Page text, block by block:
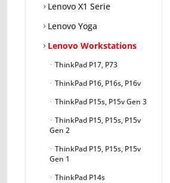
Lenovo X1 Serie
Lenovo Yoga
Lenovo Workstations
ThinkPad P17, P73
ThinkPad P16, P16s, P16v
ThinkPad P15s, P15v Gen 3
ThinkPad P15, P15s, P15v
Gen 2
ThinkPad P15, P15s, P15v
Gen 1
ThinkPad P14s